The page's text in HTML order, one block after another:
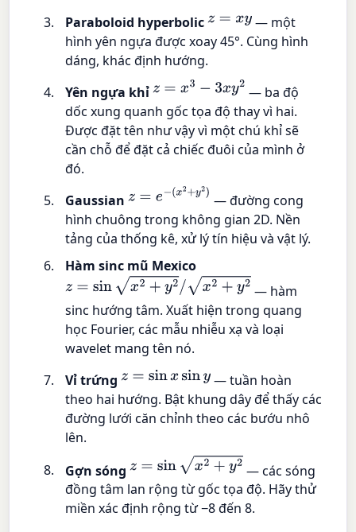
Paraboloid hyperbolic z=xy
— một
hình yên ngựa được xoay 45°. Cùng hình
dáng, khác định hướng.
Yên ngựa khỉ z=x3 −3xy2
— ba độ
dốc xung quanh gốc tọa độ thay vì hai.
Được đặt tên như vậy vì một chú khỉ sẽ
cần chỗ để đặt cả chiếc đuôi của mình ở
đó.
Gaussian z=e−(x2+y2)
— đường cong
hình chuông trong không gian 2D. Nền
tảng của thống kê, xử lý tín hiệu và vật lý.
Hàm sinc mũ Mexico
z=sinx2+y2/x2 +y 2
— hàm
sinc hướng tâm. Xuất hiện trong quang
học Fourier, các mẫu nhiễu xạ và loại
wavelet mang tên nó.
Vỉ trứng z=sinxsiny
— tuần hoàn
theo hai hướng. Bật khung dây để thấy các
đường lưới căn chỉnh theo các bướu nhô
lên.
Gợn sóng z=sinx2+y2
— các sóng
đồng tâm lan rộng từ gốc tọa độ. Hãy thử
miền xác định rộng từ −8 đến 8.